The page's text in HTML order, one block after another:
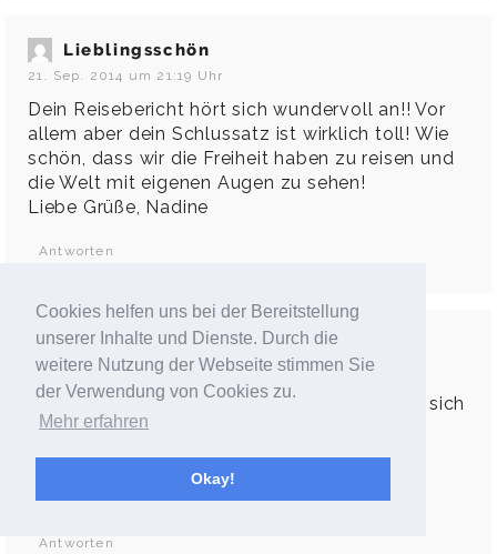
Cookies helfen uns bei der Bereitstellung
unserer Inhalte und Dienste. Durch die
weitere Nutzung der Webseite stimmen Sie
der Verwendung von Cookies zu.
Mehr erfahren
Okay!
Lieblingsschön
21. Sep. 2014 um 21:19 Uhr
Dein Reisebericht hört sich wundervoll an!! Vor
allem aber dein Schlussatz ist wirklich toll! Wie
schön, dass wir die Freiheit haben zu reisen und
die Welt mit eigenen Augen zu sehen!
Liebe Grüße, Nadine
Antworten
Fiona
22. Sep. 2014 um 9:41 Uhr
Dein Reisebericht ist wundervoll und es hört sich
nach einer großartigen Reise an!
Fiona
Antworten